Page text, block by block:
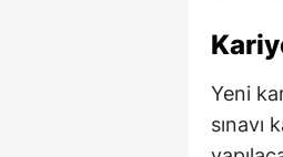
Yeni
sınavı